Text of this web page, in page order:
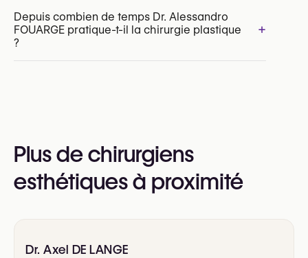
Augmentation mammaire par par implants
Liposuccion
Abdominoplastie (Tummy Tuck)
Depuis combien de temps Dr. Alessandro
FOUARGE pratique-t-il la chirurgie plastique
?
+
Plus de chirurgiens
esthétiques à proximité
Dr. Axel DE LANGE